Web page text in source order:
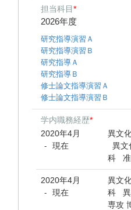
担当科目*
2026年度
研究指導演習Ａ
研究指導演習Ｂ
研究指導Ａ
研究指導Ｂ
修士論文指導演習Ａ
修士論文指導演習Ｂ
学内職務経歴*
2020年4月
- 現在
異文
異文
科 准
2020年4月
- 現在
異文
科 異
専攻